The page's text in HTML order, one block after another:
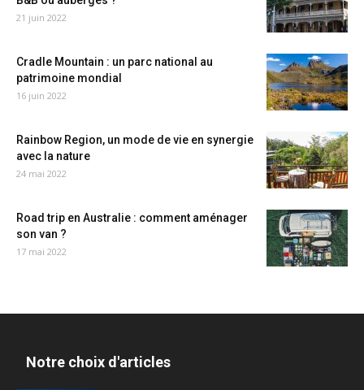
21 juin 2022
Cradle Mountain : un parc national au
patrimoine mondial
16 juin 2022
Rainbow Region, un mode de vie en synergie
avec la nature
24 mai 2022
Road trip en Australie : comment aménager
son van ?
17 mai 2022
Notre choix d'articles